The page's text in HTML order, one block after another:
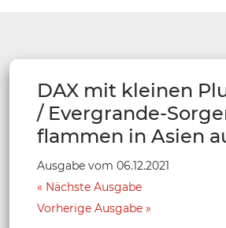
DAX mit kleinen
/ Evergrande-
flammen in Asien
Ausgabe vom 06.12.2021
Nächste Ausgabe
Vorherige Ausgabe